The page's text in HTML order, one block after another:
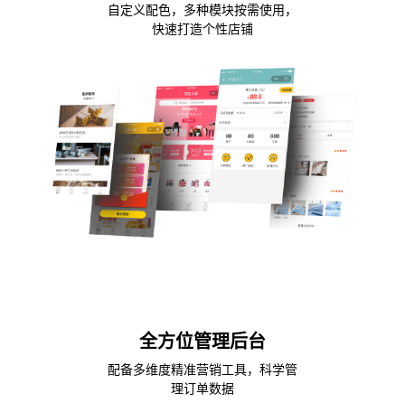
自定义配色，多种模块按需使用，
快速打造个性店铺
全方位管理后台
配备多维度精准营销工具，科学管
理订单数据